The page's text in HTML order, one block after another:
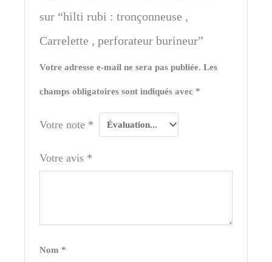
sur “hilti rubi : tronçonneuse ,
Carrelette , perforateur burineur”
Votre adresse e-mail ne sera pas publiée. Les
champs obligatoires sont indiqués avec *
Votre note *
Votre avis *
Nom *